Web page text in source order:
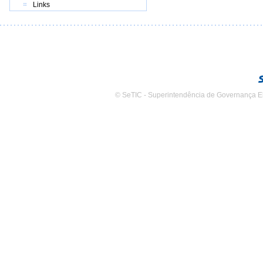
Links
© SeTIC - Superintendência de Governança